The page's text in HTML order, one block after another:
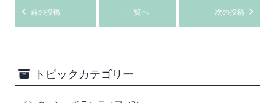
前の投稿 一覧へ 次の投稿
トピックカテゴリー